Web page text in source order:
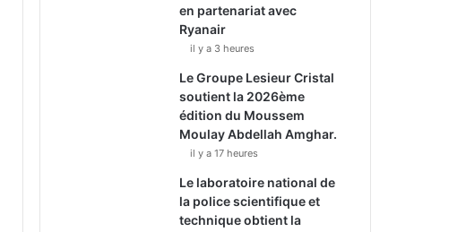
en partenariat avec
Ryanair
il y a 3 heures
Le Groupe Lesieur Cristal
soutient la 2026ème
édition du Moussem
Moulay Abdellah Amghar.
il y a 17 heures
Le laboratoire national de
la police scientifique et
technique obtient la